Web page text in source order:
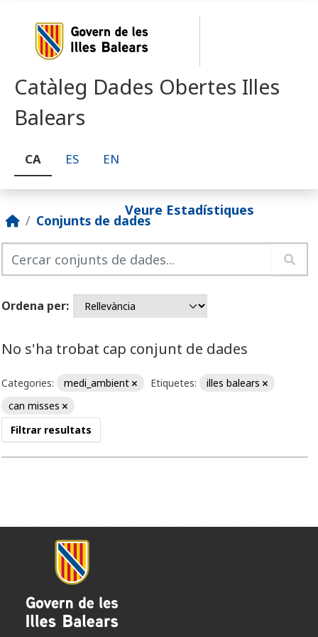
Catàleg Dades Obertes Illes
Balears
CA ES EN
Veure Estadístiques
Conjunts de dades
Ordena per
No s'ha trobat cap conjunt de dades
Categories: medi_ambient Etiquetes:
illes balears
can misses
Filtrar resultats